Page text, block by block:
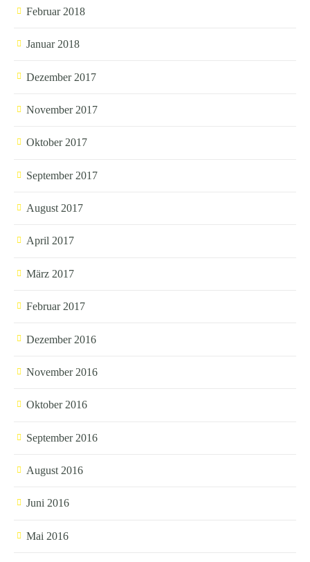
Februar 2018
Januar 2018
Dezember 2017
November 2017
Oktober 2017
September 2017
August 2017
April 2017
März 2017
Februar 2017
Dezember 2016
November 2016
Oktober 2016
September 2016
August 2016
Juni 2016
Mai 2016